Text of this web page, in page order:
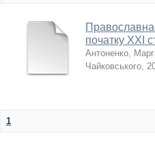
Православна
початку ХХІ
Антоненко,
Чайковського,
1